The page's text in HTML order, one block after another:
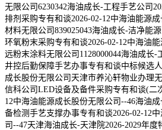
无限公司6230342海油成长-工程手艺公司
排剂采购专有和谈2026-02-12中海油能源
材料无限公司839025043海油成长-洁净能
环氧粉末采购专有和谈2026-02-12中海油
远粉末涂料无限公司1128000044海油成长
井控后勤保障手艺办事专有和谈中标候选
成长股份无限公司天津市养沁轩物业办理
信科公司LED设备及备件采购专有和谈(二
12中海油能源成长股份无限公司--46海油
备检测手艺支撑办事专有和谈2026-02-12
司--47天津海油成长-天津院2026-2029年